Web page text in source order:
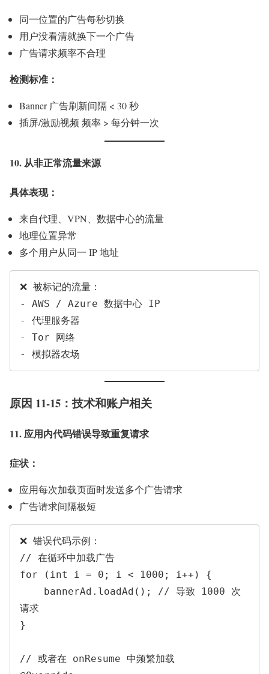
同一位置的广告每秒切换
用户没看清就换下一个广告
广告请求频率不合理
检测标准：
Banner 广告刷新间隔 < 30 秒
插屏/激励视频 频率 > 每分钟一次
10. 从非正常流量来源
具体表现：
来自代理、VPN、数据中心的流量
地理位置异常
多个用户从同一 IP 地址
❌ 被标记的流量：
- AWS / Azure 数据中心 IP
- 代理服务器
- Tor 网络
原因 11-15：技术和账户相关
11. 应用内代码错误导致重复请求
症状：
应用每次加载页面时发送多个广告请求
广告请求间隔极短
❌ 错误代码示例：
// 在循环中加载广告
for (int i = 0; i < 1000; i++) {
请求
}
// 或者在 onResume 中频繁加载